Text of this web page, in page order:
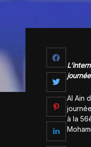
Al Ain
à la